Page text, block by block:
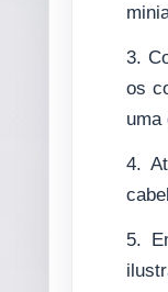
3.
os
uma
4.
5.